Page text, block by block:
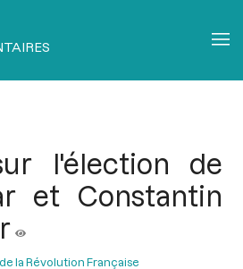
l'élection de
et Constantin
la Révolution Française